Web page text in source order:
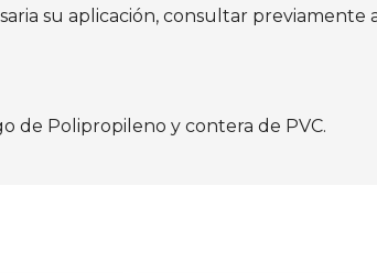
su aplicación, consultar previamente
de Polipropileno y contera de PVC.